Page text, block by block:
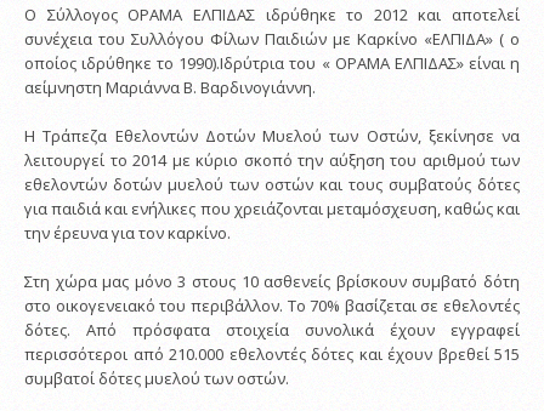
Ο Σύλλογος ΟΡΑΜΑ ΕΛΠΙΔΑΣ ιδρύθηκε το 2012 και αποτελεί
συνέχεια του Συλλόγου Φίλων Παιδιών με Καρκίνο «ΕΛΠΙΔΑ» ( ο
οποίος ιδρύθηκε το 1990).Ιδρύτρια του « ΟΡΑΜΑ ΕΛΠΙΔΑΣ» είναι η
αείμνηστη Μαριάννα Β. Βαρδινογιάννη.
Η Τράπεζα Εθελοντών Δοτών Μυελού των Οστών, ξεκίνησε να
λειτουργεί το 2014 με κύριο σκοπό την αύξηση του αριθμού των
εθελοντών δοτών μυελού των οστών και τους συμβατούς δότες
για παιδιά και ενήλικες που χρειάζονται μεταμόσχευση, καθώς και
την έρευνα για τον καρκίνο.
Στη χώρα μας μόνο 3 στους 10 ασθενείς βρίσκουν συμβατό δότη
στο οικογενειακό του περιβάλλον. Το 70% βασίζεται σε εθελοντές
δότες. Από πρόσφατα στοιχεία συνολικά έχουν εγγραφεί
περισσότεροι από 210.000 εθελοντές δότες και έχουν βρεθεί 515
συμβατοί δότες μυελού των οστών.